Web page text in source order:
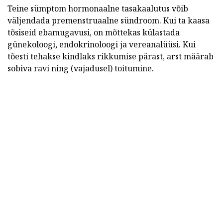
Teine sümptom hormonaalne tasakaalutus võib
väljendada premenstruaalne sündroom. Kui ta kaasa
tõsiseid ebamugavusi, on mõttekas külastada
günekoloogi, endokrinoloogi ja vereanalüüsi. Kui
tõesti tehakse kindlaks rikkumise pärast, arst määrab
sobiva ravi ning (vajadusel) toitumine.